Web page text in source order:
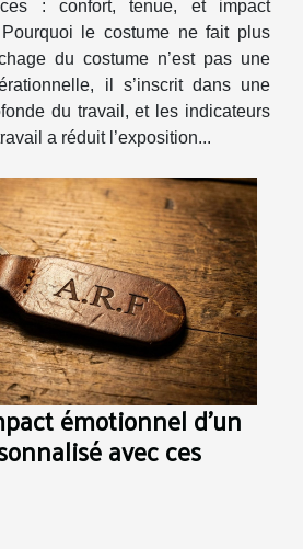
: confort, tenue, et impact
le costume ne fait plus
du costume n’est pas une
il s’inscrit dans une
du travail, et les indicateurs
a réduit l’exposition...
émotionnel d'un
avec ces